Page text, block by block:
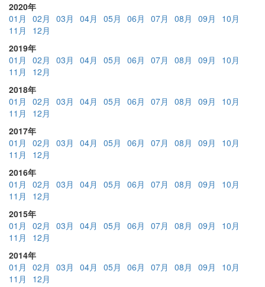
2020年
01月
02月 03月 04月 05月 06月 07月 08月 09月
10月
11月
12月
2019年
01月
02月 03月 04月 05月 06月 07月 08月 09月
10月
11月
12月
2018年
01月
02月 03月 04月 05月 06月 07月 08月 09月
10月
11月
12月
2017年
01月
02月 03月 04月 05月 06月 07月 08月 09月
10月
11月
12月
2016年
01月
02月 03月 04月 05月 06月 07月 08月 09月
10月
11月
12月
2015年
01月
02月 03月 04月 05月 06月 07月 08月 09月
10月
11月
12月
2014年
01月
02月 03月 04月 05月 06月 07月 08月 09月
10月
11月
12月